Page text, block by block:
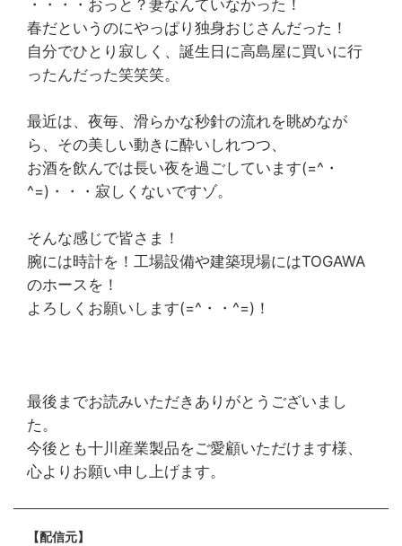
・・・・おっと？妻なんていなかった！
春だというのにやっぱり独身おじさんだった！
自分でひとり寂しく、誕生日に高島屋に買いに行
ったんだった笑笑笑。
最近は、夜毎、滑らかな秒針の流れを眺めなが
ら、その美しい動きに酔いしれつつ、
お酒を飲んでは長い夜を過ごしています(=^・
^=)・・・寂しくないですゾ。
そんな感じで皆さま！
腕には時計を！工場設備や建築現場にはTOGAWA
のホースを！
よろしくお願いします(=^・・^=)！
最後までお読みいただきありがとうございまし
た。
今後とも十川産業製品をご愛顧いただけます様、
⼼よりお願い申し上げます。
【配信元】